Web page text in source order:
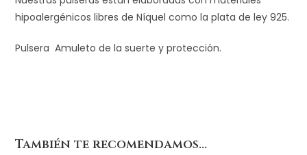
hipoalergénicos libres de Níquel como la plata de ley 925.
Pulsera Amuleto de la suerte y protección.
También te recomendamos…